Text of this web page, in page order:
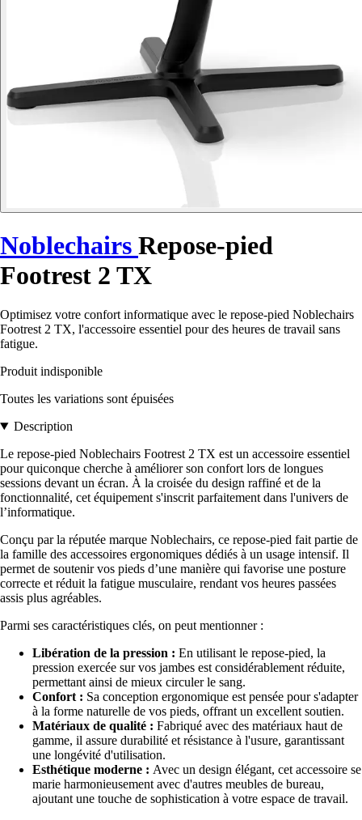
Noblechairs Repose-pied
Footrest 2 TX
Optimisez votre confort informatique avec le repose-pied Noblechairs
Footrest 2 TX, l'accessoire essentiel pour des heures de travail sans
fatigue.
Produit indisponible
Toutes les variations sont épuisées
Description
Le repose-pied Noblechairs Footrest 2 TX est un accessoire essentiel
pour quiconque cherche à améliorer son confort lors de longues
sessions devant un écran. À la croisée du design raffiné et de la
fonctionnalité, cet équipement s'inscrit parfaitement dans l'univers de
l’informatique.
Conçu par la réputée marque Noblechairs, ce repose-pied fait partie de
la famille des accessoires ergonomiques dédiés à un usage intensif. Il
permet de soutenir vos pieds d’une manière qui favorise une posture
correcte et réduit la fatigue musculaire, rendant vos heures passées
assis plus agréables.
Parmi ses caractéristiques clés, on peut mentionner :
Libération de la pression : En utilisant le repose-pied, la
pression exercée sur vos jambes est considérablement réduite,
permettant ainsi de mieux circuler le sang.
Confort : Sa conception ergonomique est pensée pour s'adapter
à la forme naturelle de vos pieds, offrant un excellent soutien.
Matériaux de qualité : Fabriqué avec des matériaux haut de
gamme, il assure durabilité et résistance à l'usure, garantissant
une longévité d'utilisation.
Esthétique moderne : Avec un design élégant, cet accessoire se
marie harmonieusement avec d'autres meubles de bureau,
ajoutant une touche de sophistication à votre espace de travail.